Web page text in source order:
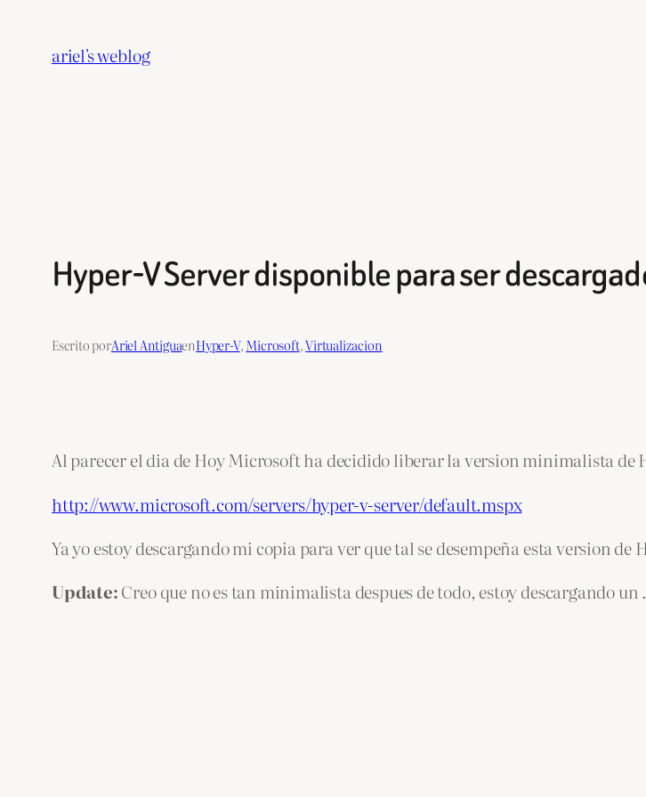
contenido
ariel's weblog
Hyper-V Server disponible para ser
Escrito porAriel AntiguaenHyper-V, Microsoft, Virtualizacion
Al parecer el dia de Hoy Microsoft ha decidido liberar la version minimalista de
http://www.microsoft.com/servers/hyper-v-server/default.mspx
Ya yo estoy descargando mi copia para ver que tal se desempeña esta version de
Update:Creo que no es tan minimalista despues de todo, estoy descargando un